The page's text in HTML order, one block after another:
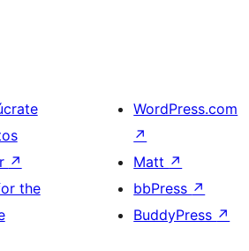
↗
the
WordPress.com
↗
Matt ↗
bbPress ↗
BuddyPress ↗